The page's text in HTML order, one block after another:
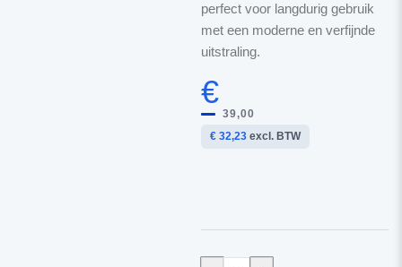
perfect voor langdurig gebruik
met een moderne en verfijnde
uitstraling.
€
39,00
€ 32,23excl. BTW